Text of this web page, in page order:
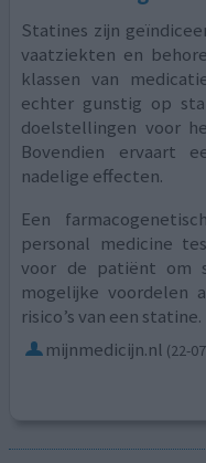
Statines zijn
vaatziekten en
klassen van
echter gunstig op
doelstellingen voor
Bovendien ervaart
nadelige effecten.
Een
personal medicine
voor de patiënt om
mogelijke voordelen
risico’s van een statine.
mijnmedicijn.nl (22-